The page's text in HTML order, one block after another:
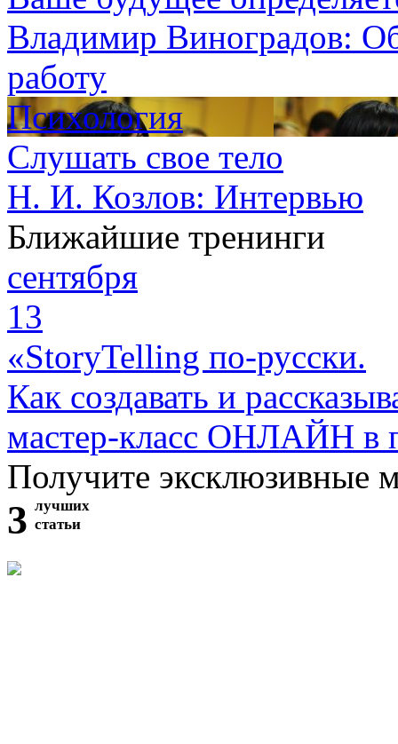
Владимир Виноградов:
работу
Психология
Слушать свое тело
Н. И. Козлов: Интервью
Ближайшие тренинги
сентября
13
«StoryTelling по-русски.
Как создавать и
мастер-класс ОНЛАЙН в
Получите эксклюзивные
3 лучших
статьи